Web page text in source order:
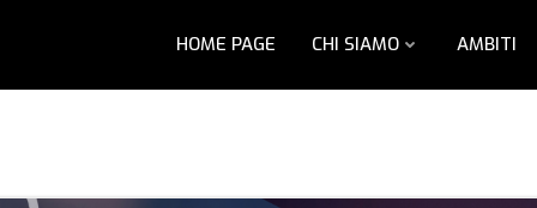
HOME PAGE CHI SIAMO AMBITI